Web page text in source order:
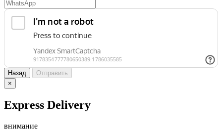
Назад
Отправить
×
Express Delivery
внимание